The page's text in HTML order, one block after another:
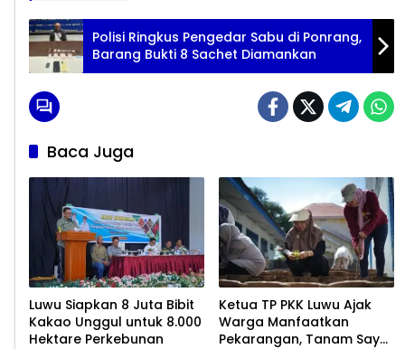
Polisi Ringkus Pengedar Sabu di Ponrang,
Barang Bukti 8 Sachet Diamankan
Baca Juga
Luwu Siapkan 8 Juta Bibit
Kakao Unggul untuk 8.000
Hektare Perkebunan
Ketua TP PKK Luwu Ajak
Warga Manfaatkan
Pekarangan, Tanam Sayur